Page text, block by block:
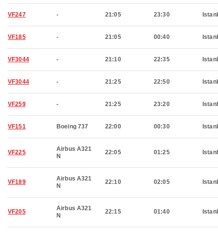
VF247 - 21:05 23:30
VF185 - 21:05 00:40
VF3044 - 21:10 22:35
VF3044 - 21:25 22:50
VF259 - 21:25 23:20
VF151 Boeing 737 22:00 00:30
VF225
Airbus A321
N
22:05 01:25
VF189
Airbus A321
N
22:10 02:05
VF205
Airbus A321
N
22:15 01:40